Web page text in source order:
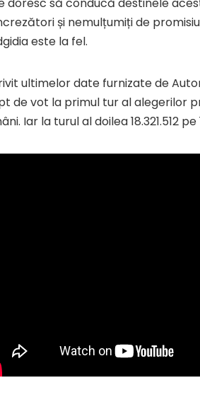
și nemulțumiți de
este la fel.
ultimelor date furnizate de
de vot la primul tur al alegerilor
Iar la turul al doilea 18.321.512